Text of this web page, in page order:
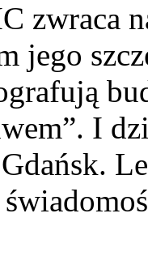
zwraca
jego
I